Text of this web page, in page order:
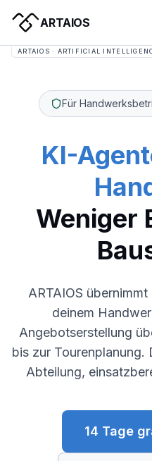
ARTAIOS
ARTAIOS · ARTIFICIAL
Für
KI-
Weniger
ARTAIOS
deinem
Angebotserstellung
bis zur Tourenplanung.
Abteilung,
14 Tage